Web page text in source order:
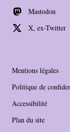
Mastodon
X, ex-Twitter
Mentions légales
Politique de
Accessibilité
Plan du site